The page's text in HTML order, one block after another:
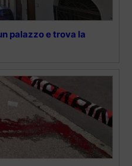
palazzo e trova la